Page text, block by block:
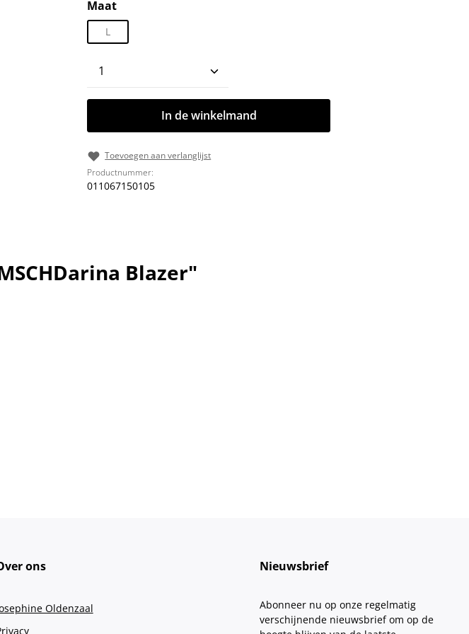
Selecteer
Maat
L
Producthoeveelheid: Voer de gewenste
In de winkelmand
Toevoegen aan verlanglijst
Productnummer:
011067150105
Blazer"
ons
Oldenzaal
Nieuwsbrief
Abonneer nu op onze regelmatig
verschijnende nieuwsbrief om op de